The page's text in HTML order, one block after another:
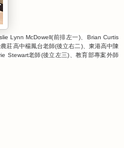
Lynn McDowell(前排左一)、
Brian Curtis
莊高中楊鳳台老師(後立右二)、東港高中陳
Stewart老師(後立左三)、教育部專案外師